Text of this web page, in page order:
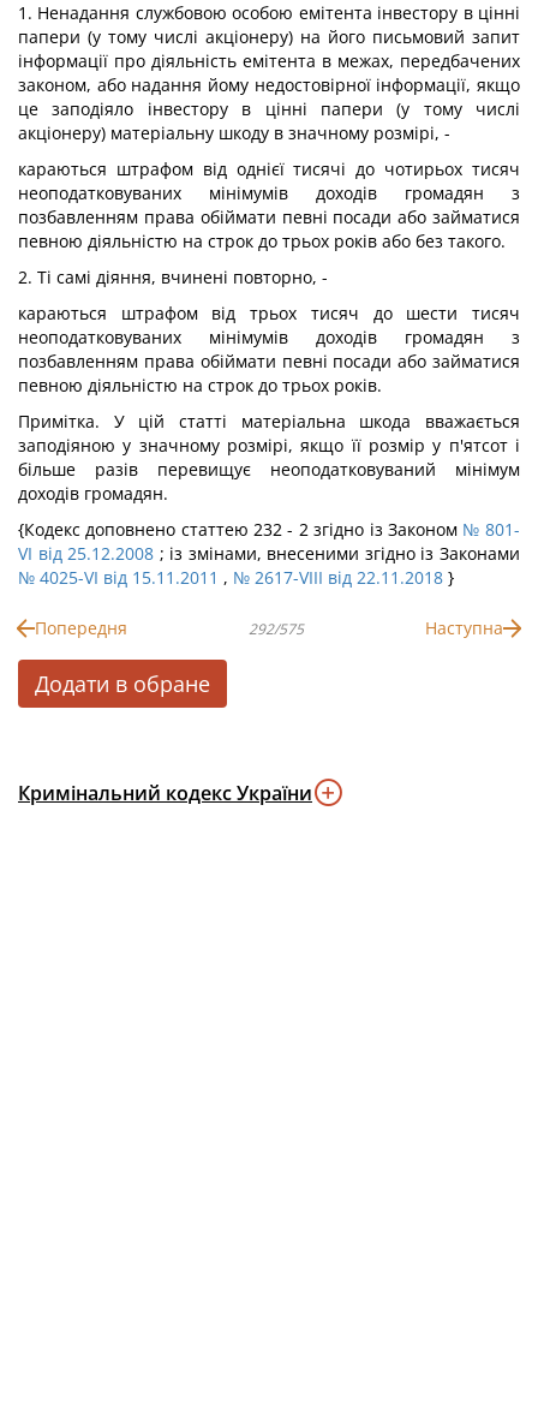
1. Ненадання службовою особою емітента інвестору в цінні
папери (у тому числі акціонеру) на його письмовий запит
інформації про діяльність емітента в межах, передбачених
законом, або надання йому недостовірної інформації, якщо
це заподіяло інвестору в цінні папери (у тому числі
акціонеру) матеріальну шкоду в значному розмірі, -
караються штрафом від однієї тисячі до чотирьох тисяч
неоподатковуваних мінімумів доходів громадян з
позбавленням права обіймати певні посади або займатися
певною діяльністю на строк до трьох років або без такого.
2. Ті самі діяння, вчинені повторно, -
караються штрафом від трьох тисяч до шести тисяч
неоподатковуваних мінімумів доходів громадян з
позбавленням права обіймати певні посади або займатися
певною діяльністю на строк до трьох років.
Примітка. У цій статті матеріальна шкода вважається
заподіяною у значному розмірі, якщо її розмір у п'ятсот і
більше разів перевищує неоподатковуваний мінімум
доходів громадян.
{Кодекс доповнено статтею 232 - 2 згідно із Законом № 801-
VI від 25.12.2008 ; із змінами, внесеними згідно із Законами
№ 4025-VI від 15.11.2011 , № 2617-VIII від 22.11.2018 }
Попередня 292/575 Наступна
Додати в обране
Кримінальний кодекс України